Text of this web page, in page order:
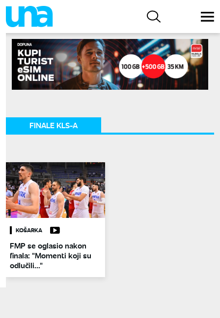
FINALE KLS-A
KOŠARKA
FMP se oglasio nakon
finala: "Momenti koji su
odlučili..."